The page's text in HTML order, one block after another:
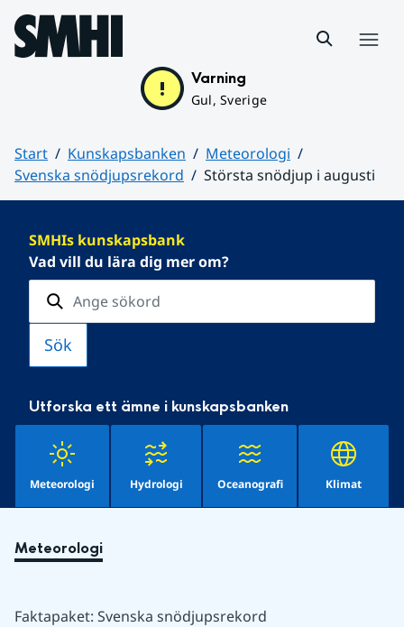
Hoppa till sidans innehåll
Varning
Gul, Sverige
Start Kunskapsbanken
Meteorologi
Svenska snödjupsrekord
Största snödjup i augusti
SMHIs kunskapsbank
Vad vill du lära dig mer om?
Utforska ett ämne i kunskapsbanken
Meteorologi Hydrologi Oceanografi Klimat
Meteorologi
Faktapaket: Svenska snödjupsrekord